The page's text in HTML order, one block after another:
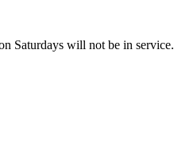
Saturdays will not be in service.